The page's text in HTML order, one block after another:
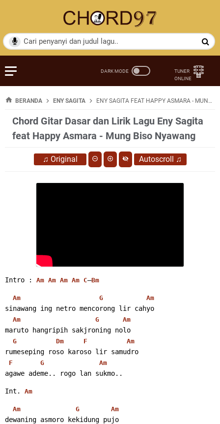
BERANDA ENY SAGITA ENY SAGITA FEAT HAPPY ASMARA - MUNG BISO NYAWANG
Chord Gitar Dasar dan Lirik Lagu Eny Sagita
feat Happy Asmara - Mung Biso Nyawang
♫ Original Autoscroll ♫
Intro : Am Am Am Am C–Bm
Am G Am
sinawang ing netro mencorong lir cahyo
Am G Am
maruto hangripih sakjroning nolo
G Dm F Am
rumeseping roso karoso lir samudro
F G Am
agawe ademe.. rogo lan sukmo..
Int. Am
Am G Am
dewaning asmoro kekidung pujo